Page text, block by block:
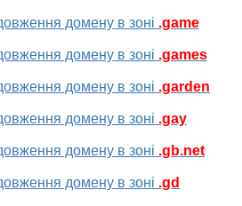
домену в зоні .game
домену в зоні .games
домену в зоні .garden
домену в зоні .gay
домену в зоні .gb.net
домену в зоні .gd